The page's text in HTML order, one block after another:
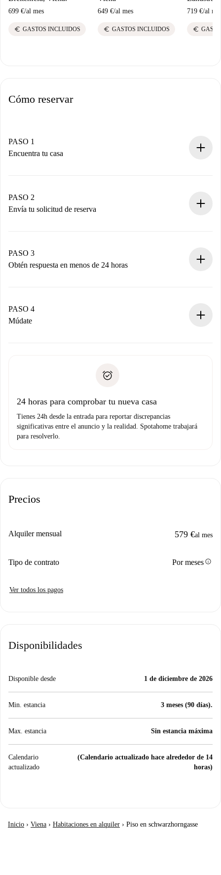
699 €/al mes
euro GASTOS INCLUIDOS
649 €/al mes
euro GASTOS INCLUIDOS
719 €/al
euro
Cómo reservar
PASO 1
Encuentra tu casa
Tienes toda la información necesaria por adelantado.
PASO 2
Envía tu solicitud de reserva
propietario acepte.
PASO 3
Obtén respuesta en menos de 24 horas
contacto con el propietario.
Si es rechazada: No te haremos ningún cargo y te
Prueba de solvencia
PASO 4
Múdate
no nos comunicas ningún problema.
24 horas para comprobar tu nueva casa
Tienes 24h desde la entrada para reportar discrepancias
significativas entre el anuncio y la realidad. Spotahome trabajará
para resolverlo.
Precios
Alquiler mensual 579 €al mes
Tipo de contrato Por mesesinfo
Ver todos los pagos
Disponibilidades
Disponible desde 1 de diciembre de 2026
Min. estancia 3 meses (90 días).
Max. estancia Sin estancia máxima
Calendario
actualizado
(Calendario actualizado hace alrededor de 14
horas)
Inicio › Viena › Habitaciones en alquiler › Piso en schwarzhorngasse